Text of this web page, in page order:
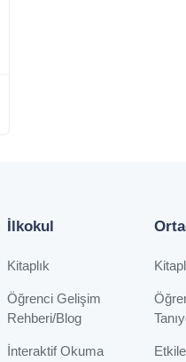
İlkokul
Kitaplık
Öğrenci Gelişim
Rehberi/Blog
İnteraktif Okuma